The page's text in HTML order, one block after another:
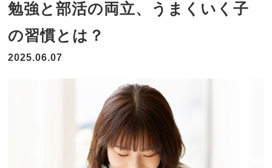
勉強と部活の両立、うまくいく子
の習慣とは？
2025.06.07